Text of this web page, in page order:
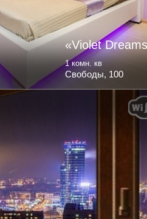
«Violet
1 комн. кв
Свободы, 100